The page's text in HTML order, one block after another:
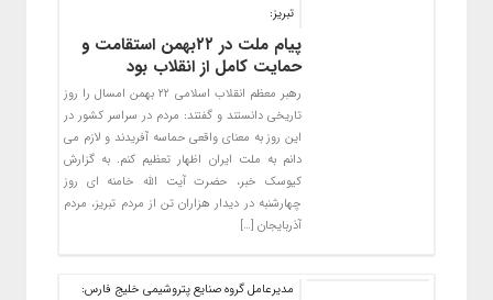
تبریز:
پیام ملت در ۲۲بهمن استقامت و
حمایت کامل از انقلاب بود
رهبر معظم انقلاب اسلامی ۲۲ بهمن امسال را روز
تاریخی دانستند و گفتند: مردم در سراسر کشور در
این روز به معنای واقعی حماسه آفریدند و لازم می
دانم به ملت ایران اظهار تعظیم کنم. به گزارش
کیوسک خبر، حضرت آیت الله خامنه ای روز
چهارشنبه در دیدار هزاران تن از مردم تبریز، مردم
آذربایجان […]
مدیرعامل گروه صنایع پتروشیمی خلیج فارس: